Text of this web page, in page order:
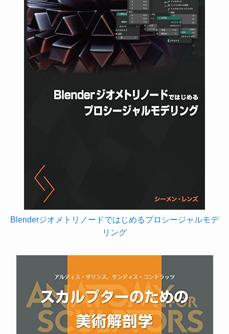
Blenderジオメトリノードではじめるプロシージャルモデ
リング